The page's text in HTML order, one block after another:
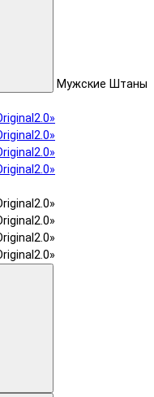
Мужские Штаны